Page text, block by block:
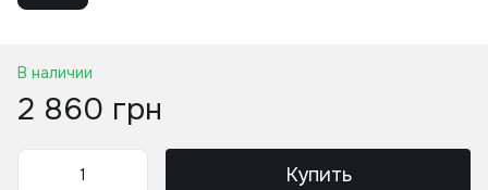
В наличии
2 860 грн
Купить